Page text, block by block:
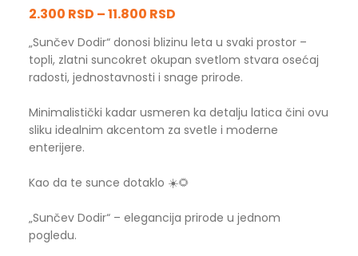
2.300 RSD –11.800 RSD
„Sunčev Dodir“ donosi blizinu leta u svaki prostor –
topli, zlatni suncokret okupan svetlom stvara osećaj
radosti, jednostavnosti i snage prirode.
Minimalistički kadar usmeren ka detalju latica čini ovu
sliku idealnim akcentom za svetle i moderne
enterijere.
Kao da te sunce dotaklo ☀️🌻
„Sunčev Dodir“ – elegancija prirode u jednom
pogledu.